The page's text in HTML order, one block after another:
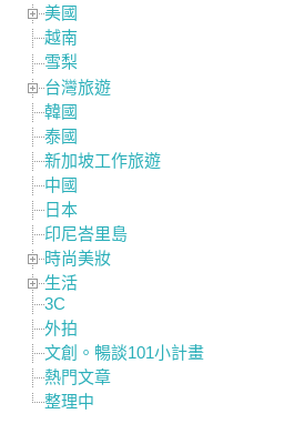
美國
越南
雪梨
台灣旅遊
韓國
泰國
新加坡工作旅遊
中國
日本
印尼峇里島
時尚美妝
生活
3C
外拍
文創。暢談101小計畫
熱門文章
整理中